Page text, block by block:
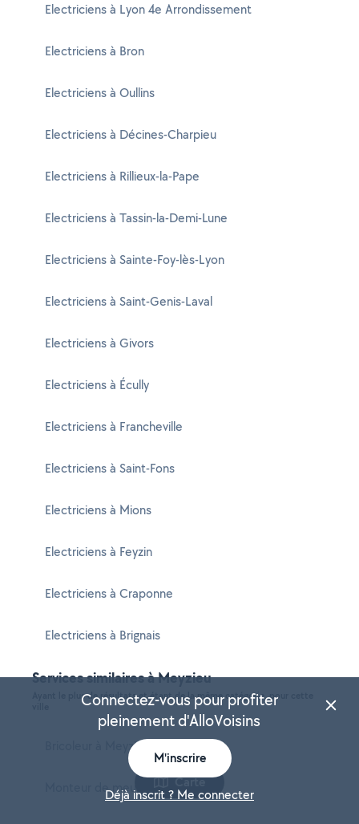
Electriciens à Lyon 4e Arrondissement
Electriciens à Bron
Electriciens à Oullins
Electriciens à Décines-Charpieu
Electriciens à Rillieux-la-Pape
Electriciens à Tassin-la-Demi-Lune
Electriciens à Sainte-Foy-lès-Lyon
Electriciens à Saint-Genis-Laval
Electriciens à Givors
Electriciens à Écully
Electriciens à Francheville
Electriciens à Saint-Fons
Electriciens à Mions
Electriciens à Feyzin
Electriciens à Craponne
Electriciens à Brignais
Services similaires à Meyzieu
Ayant le plus de résultats et étant de la même catégorie, pour cette
Bricoleur à Meyzieu
Monteur de meubles à Meyzieu
Carte
Connectez-vous pour profiter
pleinement d'AlloVoisins
M'inscrire
Déjà inscrit ? Me connecter